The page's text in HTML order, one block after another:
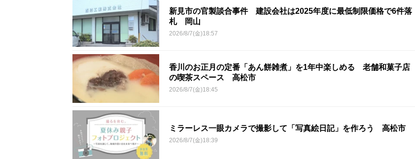
新見市の官製談合事件 建設会社は2025年度に最低制限価格で6件落
札 岡山
2026/8/7(金)18:57
香川のお正月の定番「あん餅雑煮」を1年中楽しめる 老舗和菓子店
の喫茶スペース 高松市
2026/8/7(金)18:45
ミラーレス一眼カメラで撮影して「写真絵日記」を作ろう 高松市
2026/8/7(金)18:39